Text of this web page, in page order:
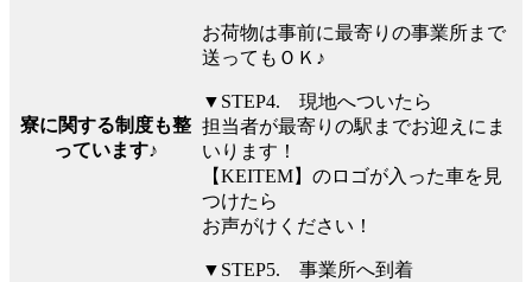
寮に関する制度も整
っています♪
お荷物は事前に最寄りの事業所まで
送ってもＯＫ♪
▼STEP4. 現地へついたら
担当者が最寄りの駅までお迎えにま
いります！
【KEITEM】のロゴが入った車を見
つけたら
お声がけください！
▼STEP5. 事業所へ到着